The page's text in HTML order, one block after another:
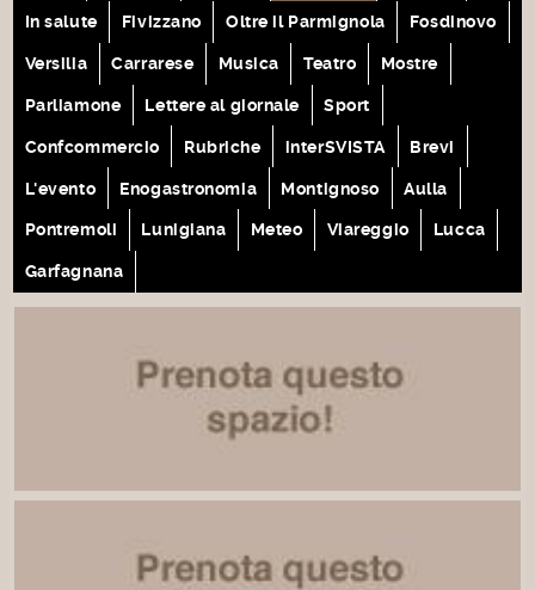
In salute Fivizzano Oltre il Parmignola Fosdinovo
Versilia Carrarese Musica Teatro Mostre
Parliamone Lettere al giornale Sport
Confcommercio Rubriche interSVISTA Brevi
L'evento Enogastronomia Montignoso Aulla
Pontremoli Lunigiana Meteo Viareggio Lucca
Garfagnana